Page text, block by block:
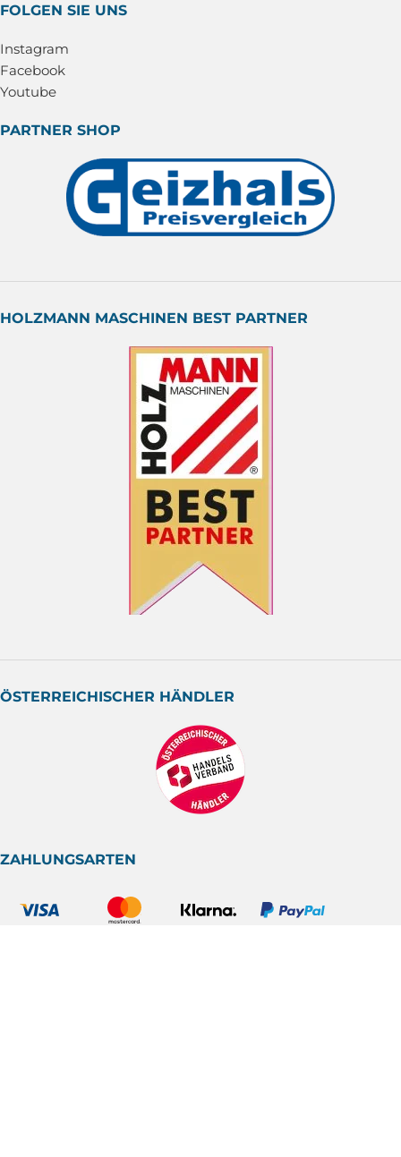
FOLGEN SIE UNS
Instagram
Facebook
Youtube
PARTNER SHOP
HOLZMANN MASCHINEN BEST PARTNER
ÖSTERREICHISCHER HÄNDLER
ZAHLUNGSARTEN